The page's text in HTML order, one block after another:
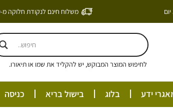
משלוח חינם לנקודת חלוקה מ-199 ₪ ועד הבית מ-299 ₪
לחיפוש המוצר המבוקש, יש להקליד את שמו או תיאורו.
ידע בלוג בישול בריא כניסה